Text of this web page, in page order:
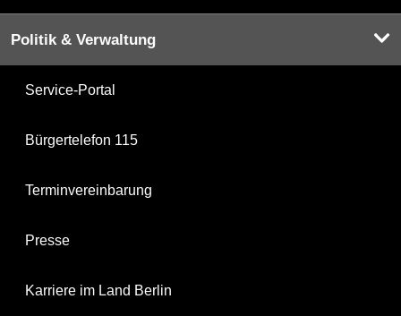
Politik & Verwaltung
Service-Portal
Bürgertelefon 115
Terminvereinbarung
Presse
Karriere im Land Berlin